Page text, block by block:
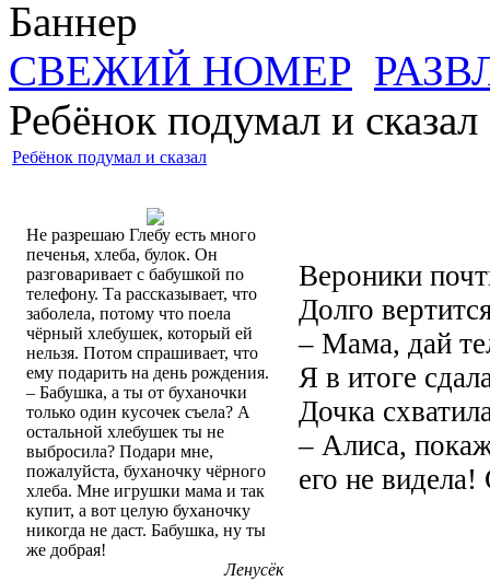
СВЕЖИЙ НОМЕР
Ребёнок подумал и сказал
Ребёнок подумал и сказал
Не разрешаю Глебу есть много
печенья, хлеба, булок. Он
разговаривает с бабушкой по
телефону. Та рассказывает, что
заболела, потому что поела
чёрный хлебушек, который ей
нельзя. Потом спрашивает, что
ему подарить на день рождения.
– Бабушка, а ты от буханочки
только один кусочек съела? А
остальной хлебушек ты не
выбросила? Подари мне,
пожалуйста, буханочку чёрного
хлеба. Мне игрушки мама и так
купит, а вот целую буханочку
никогда не даст. Бабушка, ну ты
же добрая!
Ленусёк
Вероники
Долго
– Мама, дай
Я в итоге
Дочка
– Алиса,
его не